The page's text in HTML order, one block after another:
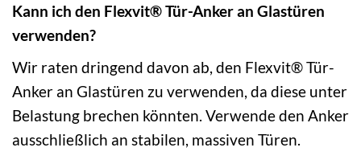
Kann ich den Flexvit® Tür-Anker an Glastüren
verwenden?
Wir raten dringend davon ab, den Flexvit® Tür-
Anker an Glastüren zu verwenden, da diese unter
Belastung brechen könnten. Verwende den Anker
ausschließlich an stabilen, massiven Türen.